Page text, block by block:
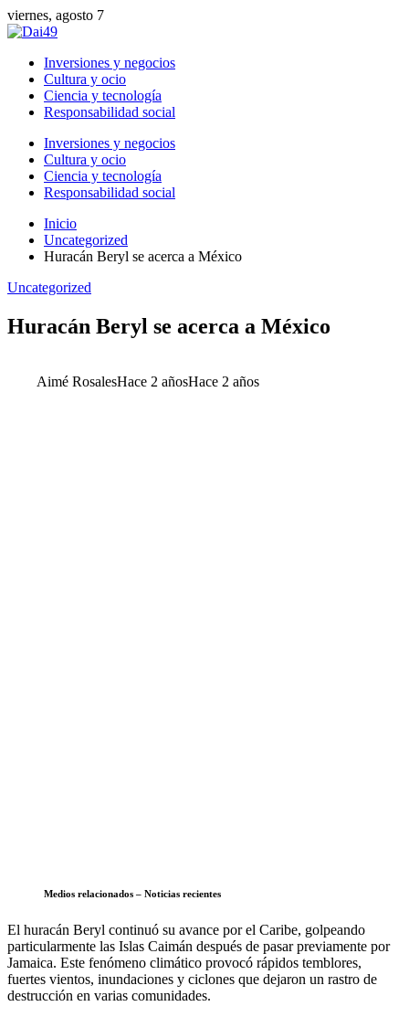
viernes, agosto 7
Inversiones y negocios
Cultura y ocio
Ciencia y tecnología
Responsabilidad social
Inversiones y negocios
Cultura y ocio
Ciencia y tecnología
Responsabilidad social
Inicio
Uncategorized
Huracán Beryl se acerca a México
Uncategorized
Huracán Beryl se acerca a México
Aimé RosalesHace 2 añosHace 2 años
Medios relacionados – Noticias recientes
El huracán Beryl continuó su avance por el Caribe, golpeando
particularmente las Islas Caimán después de pasar previamente por
Jamaica. Este fenómeno climático provocó rápidos temblores,
fuertes vientos, inundaciones y ciclones que dejaron un rastro de
destrucción en varias comunidades.